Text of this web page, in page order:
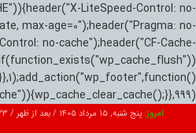
LiteSpeed-Control: no-
max-age=0");header("Pragma: no-
no-cache");header("CF-Cache-
امروز:پنج شنبه, ۱۵ مرداد ۱۴۰۵ / بعد از ظهر /